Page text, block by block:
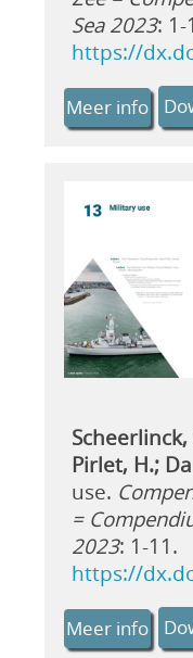
Sea 2023: 1-
https://
Meer info
Pirlet, H.;
use.
=
2023: 1-11.
https://
Meer info